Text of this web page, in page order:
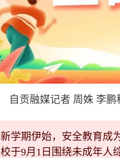
自贡融媒记者 周姝 李鹏
新学期伊始，安全教育成
校于9月1日围绕未成年人